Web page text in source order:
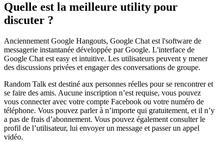
Quelle est la meilleure utility pour
discuter ?
Anciennement Google Hangouts, Google Chat est l'software de
messagerie instantanée développée par Google. L'interface de
Google Chat est easy et intuitive. Les utilisateurs peuvent y mener
des discussions privées et engager des conversations de groupe.
Random Talk est destiné aux personnes réelles pour se rencontrer et
se faire des amis. Aucune inscription n’est requise, vous pouvez
vous connecter avec votre compte Facebook ou votre numéro de
téléphone. Vous pouvez parler à n’importe qui gratuitement, et il n’y
a pas de frais d’abonnement. Vous pouvez également consulter le
profil de l’utilisateur, lui envoyer un message et passer un appel
vidéo.